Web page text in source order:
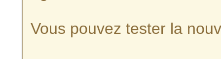
Vous pouvez tester la